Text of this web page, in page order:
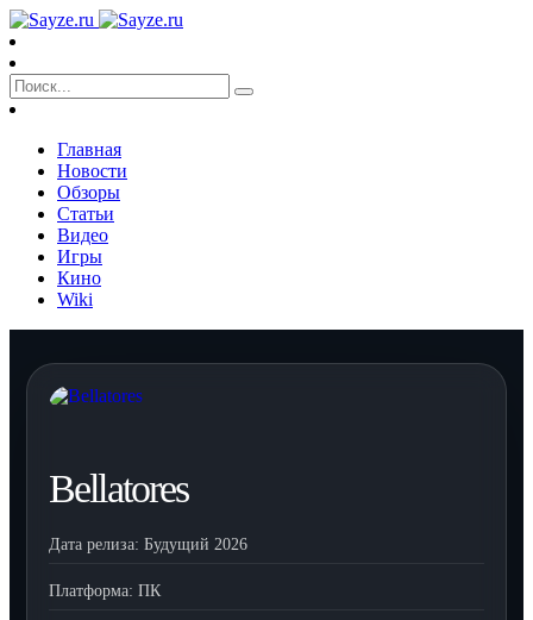
Главная
Новости
Обзоры
Статьи
Видео
Игры
Кино
Wiki
Bellatores
Дата релиза: Будущий 2026
Платформа: ПК